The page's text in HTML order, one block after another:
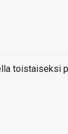
toistaiseksi